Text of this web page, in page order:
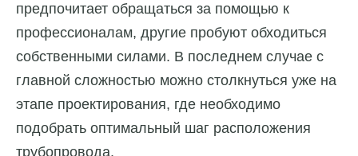
предпочитает обращаться за помощью к
профессионалам, другие пробуют обходиться
собственными силами. В последнем случае с
главной сложностью можно столкнуться уже на
этапе проектирования, где необходимо
подобрать оптимальный шаг расположения
трубопровода.